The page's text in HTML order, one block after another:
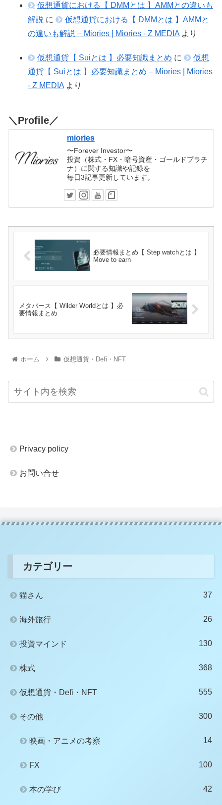
仮想通貨における【 DMMとは 】AMMとの違いも
解説 に
仮想通貨における【 DMMとは 】AMMと
の違いも解説 – Miories | Miories - Z MEDIA より
仮想通貨【 Suiとは 】必要知識まとめ に
仮想
通貨【 Suiとは 】必要知識まとめ – Miories | Miories
- Z MEDIA より
＼Profile／
miories
〜Forever Investor〜
投資（株式・FX・暗号資産・ゴールドプラチ
ナ）に関する知識や記録を
毎日3記事更新しています。
必要情報まとめ【 Step watchとは 】
Move to earn
メタバース【 Wilder Worldとは 】必
要情報まとめ
ホーム 仮想通貨・Defi・NFT
Privacy policy
お問い合せ
カテゴリー
猫さん 37
海外旅行 26
投資マインド 130
株式 368
仮想通貨・Defi・NFT 555
その他 300
映画・アニメの考察 14
FX 100
本の学び 42